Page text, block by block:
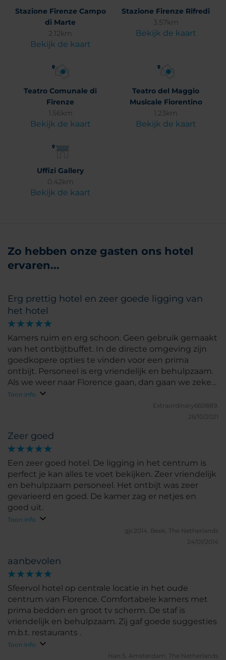
Stazione Firenze Campo
di Marte
2.12km
Bekijk de kaart
Stazione Firenze Rifredi
3.57km
Bekijk de kaart
Teatro Comunale di
Firenze
1.56km
Bekijk de kaart
Teatro del Maggio
Musicale Fiorentino
1.23km
Bekijk de kaart
Uffizi Gallery
0.42km
Bekijk de kaart
Zo hebben onze gasten ons hotel
ervaren...
Erg prettig hotel en zeer goede ligging van
het hotel
Kamers ruim en erg schoon. Geen gebruik gemaakt
van het ontbijtbuffet. In de directe omgeving zijn
goedkopere opties te vinden voor een prima
ontbijt. Personeel is erg vriendelijk en behulpzaam.
Als we weer naar Florence gaan, dan gaan we zeker
weer naar dit hotel!
Toon info
Extraordinary660889.
26/10/2021
Zeer goed
Een zeer goed hotel. De ligging in het centrum is
perfect je kan alles te voet bekijken. Zeer vriendelijk
en behulpzaam personeel. Het ontbijt was zeer
gevarieerd en goed. De kamer zag er netjes en
goed uit.
Toon info
gjc2014. Beek, The Netherlands
24/01/2014
aanbevolen
Sfeervol hotel op centrale locatie in het oude
centrum van Florence. Comfortabele kamers met
prima bedden en groot tv scherm. De staf is
vriendelijk en behulpzaam. Zij gaf goede suggesties
m.b.t. restaurants .
Toon info
Han S. Amsterdam, The Netherlands